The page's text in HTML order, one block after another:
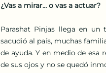
¿Vas a mirar… o vas a actuar?
Parashat Pinjas llega en un
sacudió al país, muchas
de ayuda. Y en medio de esa
de sus ojos y no se quedó